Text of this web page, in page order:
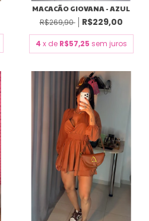
MACACÃO GIOVANA - AZUL
R$269,90 R$229,00
4 x de R$57,25 sem juros